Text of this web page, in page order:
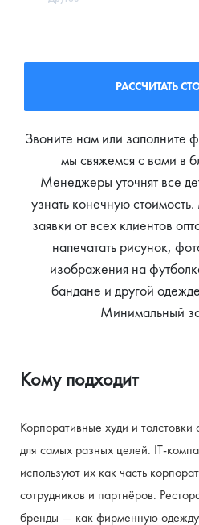
РАССЧИТАТЬ
Звоните нам или заполните
мы свяжемся с вами в
Менеджеры уточнят все
узнать конечную
заявки от всех клиентов
напечатать рисунок,
изображения на
бандане и другой
Минимальный
Кому подходит
Корпоративные худи и
для самых разных целей. IT-
используют их как часть
сотрудников и партнёров.
бренды — как фирменную